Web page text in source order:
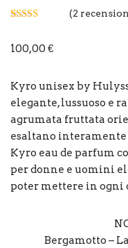
base di
(2
100,00 €
Kyro unisex by
elegante, lussuoso e
agrumata fruttata
esaltano interamente
Kyro eau de parfum
per donne e uomini
poter mettere in ogni
Bergamotto –